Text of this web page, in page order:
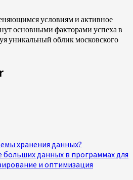
условиям и активное
основными факторами успеха в
уникальный облик московского
хранения данных?
больших данных в программах для
и оптимизация